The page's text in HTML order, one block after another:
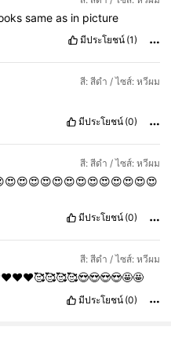
same as in picture
มีประโยชน์ (1)
สี: สีดำ / ไซส์: หวีผม
มีประโยชน์ (0)
สี: สีดำ / ไซส์: หวีผม
มีประโยชน์ (0)
สี: สีดำ / ไซส์: หวีผม
มีประโยชน์ (0)